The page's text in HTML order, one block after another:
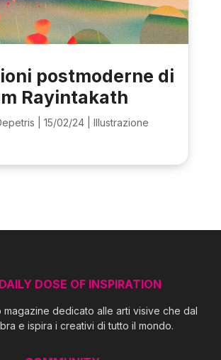
postmoderne di
Rayintakath
15/02/24| Illustrazione
DOSE OF INSPIRATION
magazine dedicato alle arti visive che dal
e ispira i creativi di tutto il mondo.